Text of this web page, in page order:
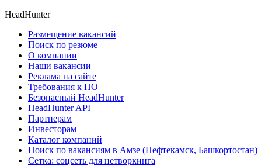
HeadHunter
Размещение вакансий
Поиск по резюме
О компании
Наши вакансии
Реклама на сайте
Требования к ПО
Безопасный HeadHunter
HeadHunter API
Партнерам
Инвесторам
Каталог компаний
Поиск по вакансиям в Амзе (Нефтекамск, Башкортостан)
Сетка: соцсеть для нетворкинга